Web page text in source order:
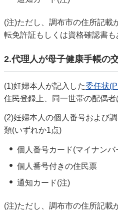
(注)ただし、調布市の住所記載
転免許証もしくは資格確認書も
2.代理人が母子健康手帳の
(1)妊婦本人が記入した委任状
住民登録上、同一世帯の配偶者
(2)妊婦本人の個人番号および
類(いずれか1点)
個人番号カード(マイナンバ
個人番号付きの住民票
通知カード(注)
(注)ただし、調布市の住所記載